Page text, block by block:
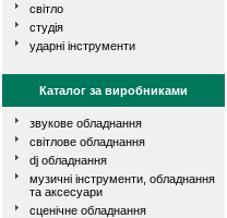
світло
студія
ударні інструменти
Каталог за виробниками
звукове обладнання
світлове обладнання
dj обладнання
музичні інструменти, обладнання
та аксесуари
сценічне обладнання